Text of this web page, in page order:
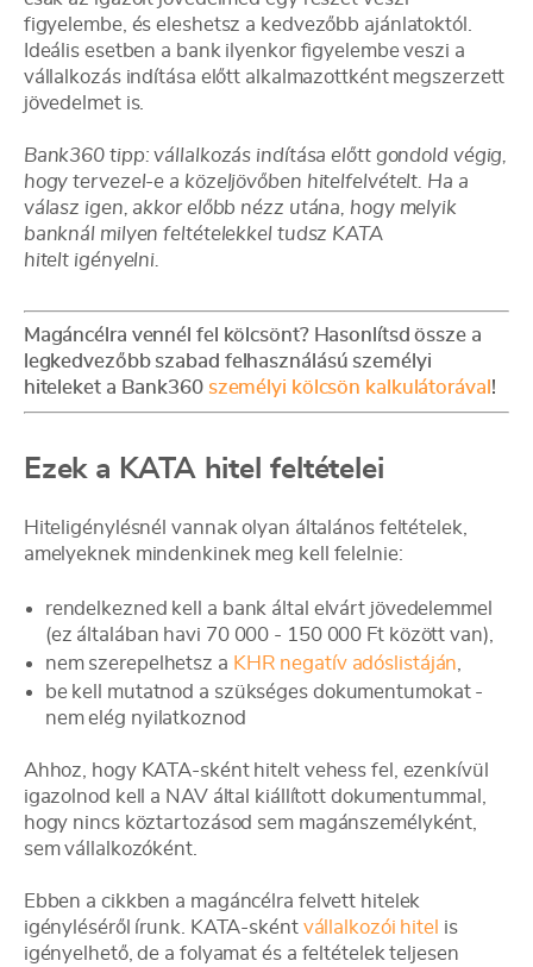
figyelembe, és eleshetsz a kedvezőbb ajánlatoktól.
Ideális esetben a bank ilyenkor figyelembe veszi a
vállalkozás indítása előtt alkalmazottként megszerzett
jövedelmet is.
Bank360 tipp: vállalkozás indítása előtt gondold végig,
hogy tervezel-e a közeljövőben hitelfelvételt. Ha a
válasz igen, akkor előbb nézz utána, hogy melyik
banknál milyen feltételekkel tudsz KATA
hitelt igényelni.
Magáncélra vennél fel kölcsönt? Hasonlítsd össze a
legkedvezőbb szabad felhasználású személyi
hiteleket a Bank360 személyi kölcsön kalkulátorával !
Ezek a KATA hitel feltételei
Hiteligénylésnél vannak olyan általános feltételek,
amelyeknek mindenkinek meg kell felelnie:
rendelkezned kell a bank által elvárt jövedelemmel
(ez általában havi 70 000 - 150 000 Ft között van),
nem szerepelhetsz a KHR negatív adóslistáján
be kell mutatnod a szükséges dokumentumokat -
nem elég nyilatkoznod
Ahhoz, hogy KATA-sként hitelt vehess fel, ezenkívül
igazolnod kell a NAV által kiállított dokumentummal,
hogy nincs köztartozásod sem magánszemélyként,
sem vállalkozóként.
Ebben a cikkben a magáncélra felvett hitelek
igényléséről írunk. KATA-sként vállalkozói hitel is
igényelhető, de a folyamat és a feltételek teljesen